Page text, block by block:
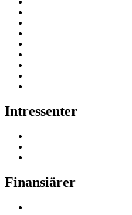
Intressenter
Finansiärer